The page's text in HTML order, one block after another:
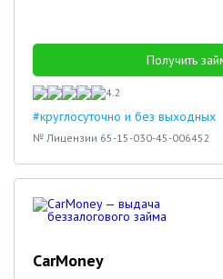
Получить
4.2
#круглосуточно и без выходных
№ Лицензии 65-15-030-45-006452
CarMoney